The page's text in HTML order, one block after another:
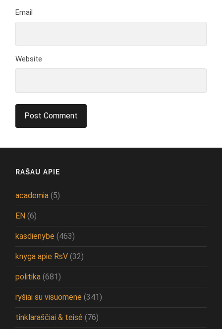
Email
Website
RAŠAU APIE
academia (5)
EN (6)
kasdienybė (463)
knyga apie RsV (32)
politika (681)
ryšiai su visuomene (341)
tinklaraščiai & teisė (76)